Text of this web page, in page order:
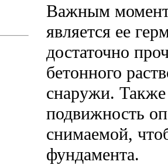
Важным
является ее
достаточно
бетонного
снаружи.
подвижность
снимаемой,
фундамента.